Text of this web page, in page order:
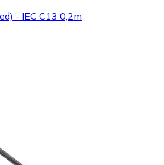
- IEC C13 0,2m